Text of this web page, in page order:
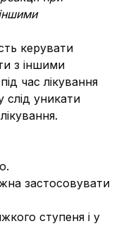
керувати
з іншими
час лікування
слід уникати
застосовувати
ступеня і у